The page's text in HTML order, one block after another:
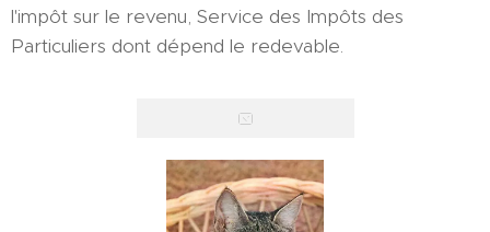
l'impôt sur le revenu, Service des Impôts des
Particuliers dont dépend le redevable.